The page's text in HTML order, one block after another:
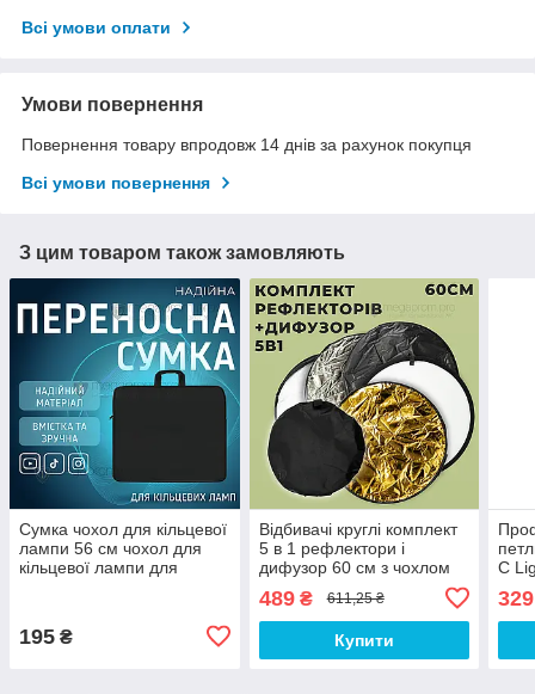
Всі умови оплати
Умови повернення
Повернення товару впродовж 14 днів за рахунок покупця
Всі умови повернення
З цим товаром також замовляють
Сумка чохол для кільцевої
лампи 56 см чохол для
кільцевої лампи для
195 ₴
Відбивачі круглі комплект
5 в 1 рефлектори і
дифузор 60 см з чохлом
для фотостудій портретів
фото зйомок
489₴ 611,25 ₴
Купити
C
329